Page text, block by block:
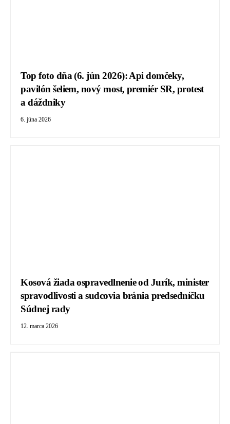
Top foto dňa (6. jún 2026): Api domčeky,
pavilón šeliem, nový most, premiér SR, protest
a dáždniky
6. júna 2026
Kosová žiada ospravedlnenie od Jurík, minister
spravodlivosti a sudcovia bránia predsedníčku
Súdnej rady
12. marca 2026